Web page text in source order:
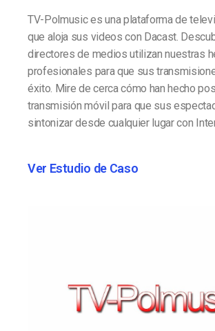
TV-Polmusic es una plataforma de
que aloja sus videos con Dacast.
directores de medios utilizan nuestras
profesionales para que sus
éxito. Mire de cerca cómo han hecho
transmisión móvil para que sus
sintonizar desde cualquier lugar con
Ver Estudio de Caso